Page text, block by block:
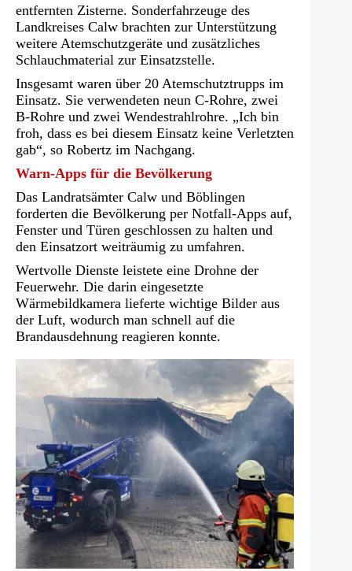
entfernten Zisterne. Sonderfahrzeuge des
Landkreises Calw brachten zur Unterstützung
weitere Atemschutzgeräte und zusätzliches
Schlauchmaterial zur Einsatzstelle.
Insgesamt waren über 20 Atemschutztrupps im
Einsatz. Sie verwendeten neun C-Rohre, zwei
B-Rohre und zwei Wendestrahlrohre. „Ich bin
froh, dass es bei diesem Einsatz keine Verletzten
gab“, so Robertz im Nachgang.
Warn-Apps für die Bevölkerung
Das Landratsämter Calw und Böblingen
forderten die Bevölkerung per Notfall-Apps auf,
Fenster und Türen geschlossen zu halten und
den Einsatzort weiträumig zu umfahren.
Wertvolle Dienste leistete eine Drohne der
Feuerwehr. Die darin eingesetzte
Wärmebildkamera lieferte wichtige Bilder aus
der Luft, wodurch man schnell auf die
Brandausdehnung reagieren konnte.